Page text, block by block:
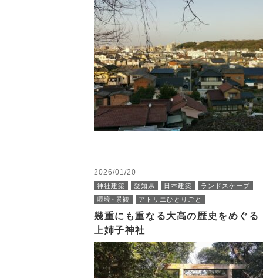
2026/01/20
神社建築 愛知県 日本建築
ランドスケープ
環境・景観
アトリエひとりごと
幾重にも重なる大高の歴史をめぐ
上姉子神社